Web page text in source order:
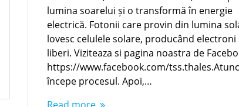
lumina soarelui și o transformă în energie
electrică. Fotonii care provin din lumina
lovesc celulele solare, producând electroni
liberi. Viziteaza si pagina noastra de
https://www.facebook.com/
începe procesul. Apoi,…